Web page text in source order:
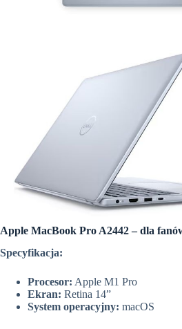
Apple MacBook Pro A2442 – dla
Specyfikacja:
Procesor: Apple M1 Pro
Ekran: Retina 14”
System operacyjny: macOS